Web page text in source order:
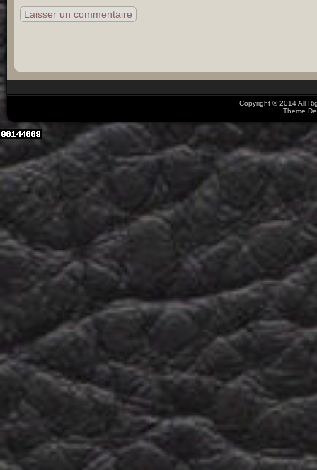
Copyright © 2014 All
Theme